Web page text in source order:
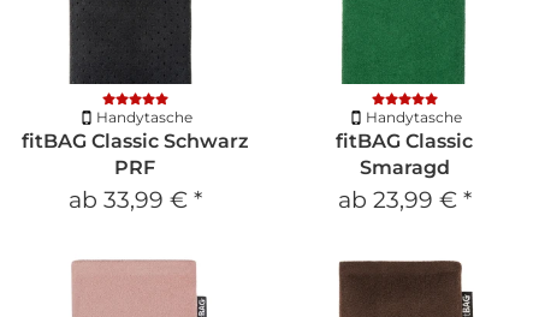
Handytasche
fitBAG Classic Schwarz
PRF
ab 33,99 € *
Handytasche
fitBAG Classic
Smaragd
ab 23,99 € *